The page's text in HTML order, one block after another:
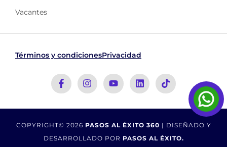
Vacantes
Términos y condicionesPrivacidad
COPYRIGHT© 2026 PASOS AL ÉXITO 360 | DISEÑADO Y
DESARROLLADO POR PASOS AL ÉXITO.